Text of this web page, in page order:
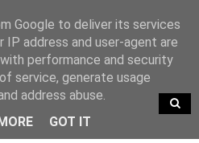
Google to deliver its services
IP address and user-agent are
performance and security
service, generate usage
address abuse.
GOT IT